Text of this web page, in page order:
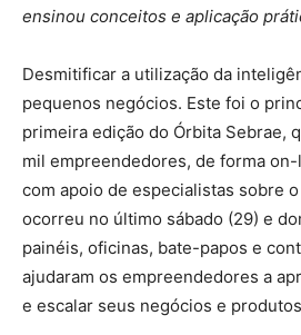
ensinou conceitos e aplicação
Desmitificar a utilização da
pequenos negócios. Este foi o
primeira edição do Órbita Sebrae,
mil empreendedores, de forma
com apoio de especialistas sobre
ocorreu no último sábado (29) e
painéis, oficinas, bate-papos e
ajudaram os empreendedores a
e escalar seus negócios e